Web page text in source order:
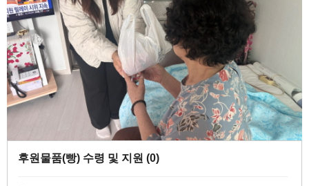
후원물품(빵) 수령 및 지원 (0)